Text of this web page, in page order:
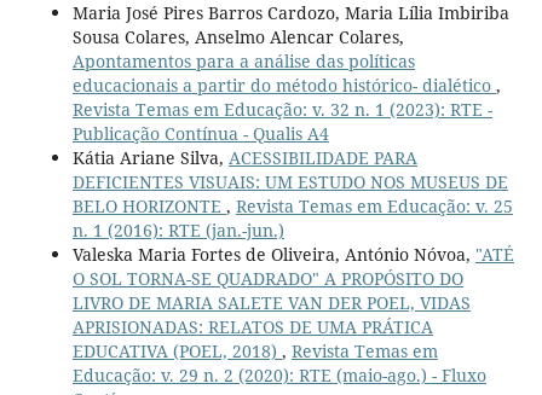
Maria José Pires Barros Cardozo, Maria Lília Imbiriba
Sousa Colares, Anselmo Alencar Colares,
Apontamentos para a análise das políticas
educacionais a partir do método histórico- dialético ,
Revista Temas em Educação: v. 32 n. 1 (2023): RTE -
Publicação Contínua - Qualis A4
Kátia Ariane Silva, ACESSIBILIDADE PARA
DEFICIENTES VISUAIS: UM ESTUDO NOS MUSEUS DE
BELO HORIZONTE , Revista Temas em Educação: v. 25
n. 1 (2016): RTE (jan.-jun.)
Valeska Maria Fortes de Oliveira, António Nóvoa, "ATÉ
O SOL TORNA-SE QUADRADO" A PROPÓSITO DO
LIVRO DE MARIA SALETE VAN DER POEL, VIDAS
APRISIONADAS: RELATOS DE UMA PRÁTICA
EDUCATIVA (POEL, 2018) , Revista Temas em
Educação: v. 29 n. 2 (2020): RTE (maio-ago.) - Fluxo